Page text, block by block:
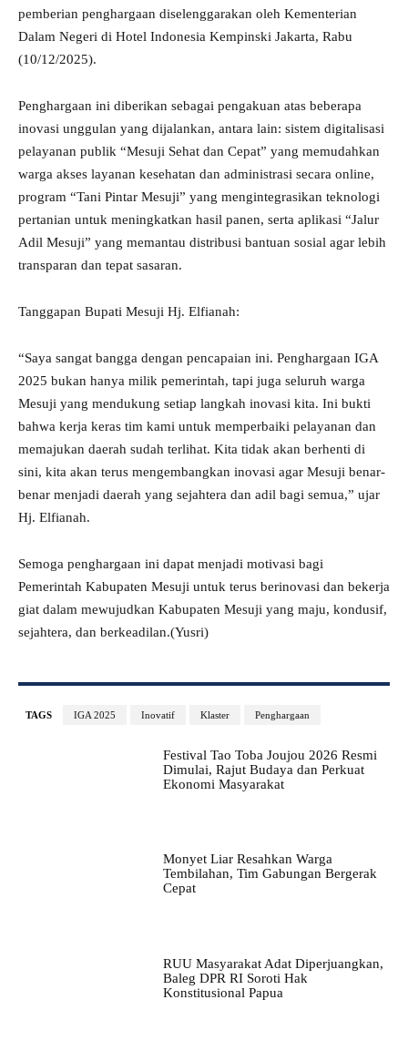
pemberian penghargaan diselenggarakan oleh Kementerian
Dalam Negeri di Hotel Indonesia Kempinski Jakarta, Rabu
(10/12/2025).
Penghargaan ini diberikan sebagai pengakuan atas beberapa
inovasi unggulan yang dijalankan, antara lain: sistem digitalisasi
pelayanan publik “Mesuji Sehat dan Cepat” yang memudahkan
warga akses layanan kesehatan dan administrasi secara online,
program “Tani Pintar Mesuji” yang mengintegrasikan teknologi
pertanian untuk meningkatkan hasil panen, serta aplikasi “Jalur
Adil Mesuji” yang memantau distribusi bantuan sosial agar lebih
transparan dan tepat sasaran.
Tanggapan Bupati Mesuji Hj. Elfianah:
“Saya sangat bangga dengan pencapaian ini. Penghargaan IGA
2025 bukan hanya milik pemerintah, tapi juga seluruh warga
Mesuji yang mendukung setiap langkah inovasi kita. Ini bukti
bahwa kerja keras tim kami untuk memperbaiki pelayanan dan
memajukan daerah sudah terlihat. Kita tidak akan berhenti di
sini, kita akan terus mengembangkan inovasi agar Mesuji benar-
benar menjadi daerah yang sejahtera dan adil bagi semua,” ujar
Hj. Elfianah.
Semoga penghargaan ini dapat menjadi motivasi bagi
Pemerintah Kabupaten Mesuji untuk terus berinovasi dan bekerja
giat dalam mewujudkan Kabupaten Mesuji yang maju, kondusif,
sejahtera, dan berkeadilan.(Yusri)
TAGS IGA 2025 Inovatif Klaster Penghargaan
Festival Tao Toba Joujou 2026 Resmi
Dimulai, Rajut Budaya dan Perkuat
Ekonomi Masyarakat
Monyet Liar Resahkan Warga
Tembilahan, Tim Gabungan Bergerak
Cepat
RUU Masyarakat Adat Diperjuangkan,
Baleg DPR RI Soroti Hak
Konstitusional Papua